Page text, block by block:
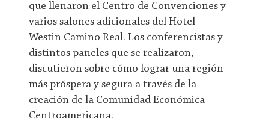
que llenaron el Centro de Convenciones y
varios salones adicionales del Hotel
Westin Camino Real. Los conferencistas y
distintos paneles que se realizaron,
discutieron sobre cómo lograr una región
más próspera y segura a través de la
creación de la Comunidad Económica
Centroamericana.